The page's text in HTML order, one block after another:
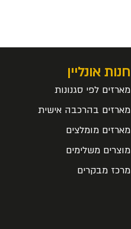
חנות אונליין
מארזים לפי סגנונות
מארזים בהרכבה אישית
מארזים מומלצים
מוצרים משלימים
מרכז מבקרים